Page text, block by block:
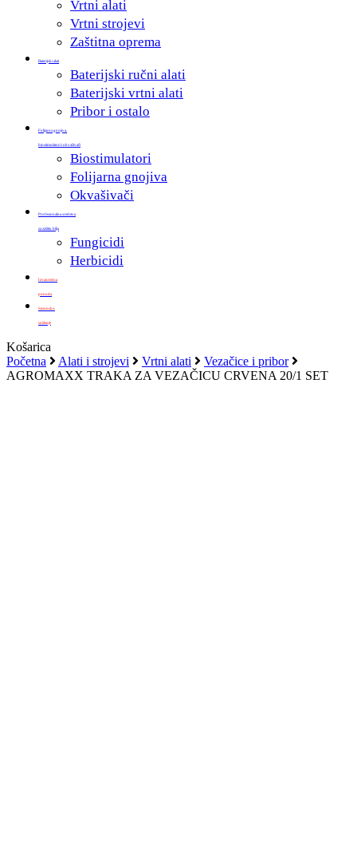
Vrtni alati
Vrtni strojevi
Zaštitna oprema
Baterijski alati
Baterijski ručni alati
Baterijski vrtni alati
Pribor i ostalo
Folijarna gnojiva,
biostimulatori i okvašivači
Biostimulatori
Folijarna gnojiva
Okvašivači
Profesionalna sredstva
za zaštitu bilja
Fungicidi
Herbicidi
Izvanredna
ponuda
Sezonsko
sniženje
Košarica
košaricu
Početna Alati i strojevi Vrtni alati
Vezačice i pribor
AGROMAXX TRAKA ZA VEZAČICU CRVENA 20/1 SET